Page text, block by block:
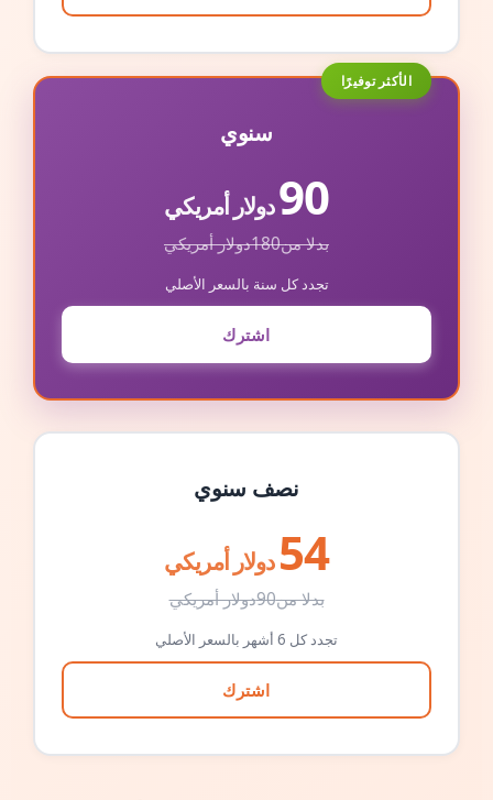
الأكثر توفيرًا
سنوي
90دولار أمريكي
بدلا من180دولار أمريكي
تجدد كل سنة بالسعر الأصلي
اشترك
نصف سنوي
54 دولار أمريكي
بدلا من90دولار أمريكي
تجدد كل 6 أشهر بالسعر الأصلي
اشترك